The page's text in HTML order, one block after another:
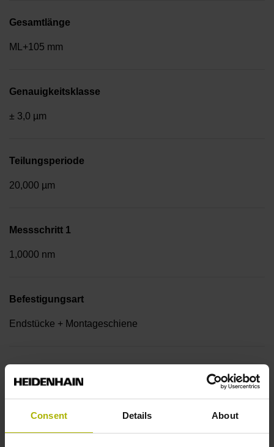
Consent Details About
Gesamtlänge
ML+105 mm
Genauigkeitsklasse
± 3,0 µm
Teilungsperiode
20,000 µm
Messschritt 1
1,0000 nm
Befestigungsart
Endstücke + Montageschiene